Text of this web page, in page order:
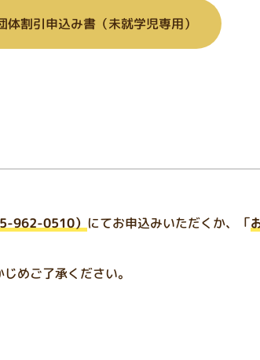
体割引申込み書（未就学児専用）
962-0510）にてお申込みいただくか、「
めご了承ください。